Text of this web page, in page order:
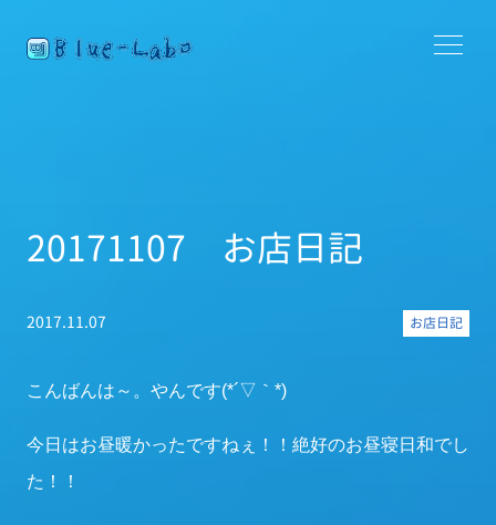
20171107 お店日記
2017.11.07 お店日記
こんばんは～。やんです(*´▽｀*)
今日はお昼暖かったですねぇ！！絶好のお昼寝日和でし
た！！